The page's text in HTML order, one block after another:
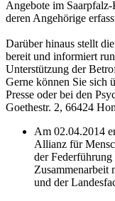
Angebote im
deren Angehörige
Darüber hinaus stellt
bereit und informiert
Unterstützung der
Gerne können Sie sich
Presse oder bei den
Goethestr. 2, 66424
Am 02.04.2014
Allianz für
der
Zusammenarbeit
und der